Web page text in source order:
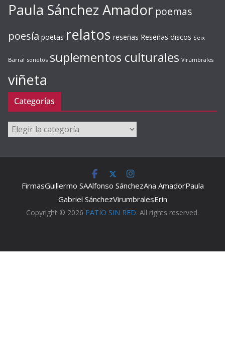
Paula Sánchez Amador poemas
poesía poetas relatos reseñas Reseñas discos Seix
Barral sonetos suplementos culturales Virumbrales
viñeta
Categorías
Categorías
FirmasGuillermo SAAlfonso SánchezAna AmadorPaula
Gabriel SánchezVirumbralesErin
Copyright © 2026 PATIO SIN RED. All rights reserved.